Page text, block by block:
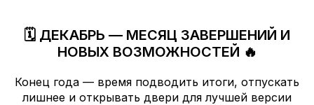
🗓 ДЕКАБРЬ — МЕСЯЦ ЗАВЕРШЕНИЙ И
НОВЫХ ВОЗМОЖНОСТЕЙ 🔥
Конец года — время подводить итоги, отпускать
лишнее и открывать двери для лучшей версии